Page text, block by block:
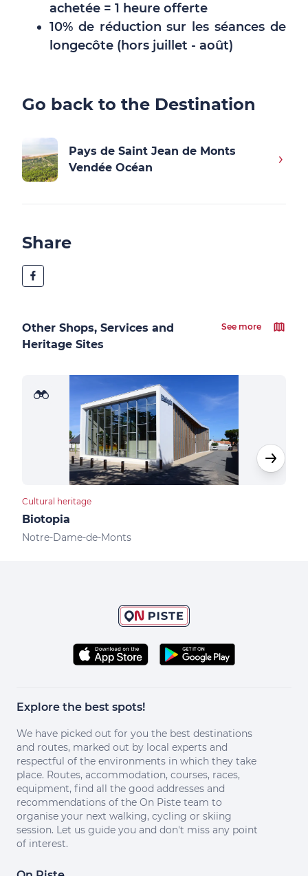
achetée = 1 heure offerte
10% de réduction sur les séances de
longecôte (hors juillet - août)
Go back to the Destination
Pays de Saint Jean de Monts
Vendée Océan
Share
Other Shops, Services and
Heritage Sites
See more
Cultural heritage
Biotopia
Notre-Dame-de-Monts
Explore the best spots!
We have picked out for you the best destinations
and routes, marked out by local experts and
respectful of the environments in which they take
place. Routes, accommodation, courses, races,
equipment, find all the good addresses and
recommendations of the On Piste team to
organise your next walking, cycling or skiing
session. Let us guide you and don't miss any point
of interest.